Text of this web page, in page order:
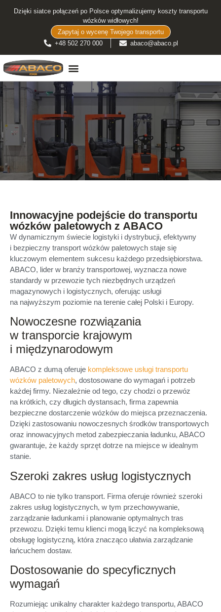
Dzięki siatce połączeń po Polsce optymalizujemy koszty transportu
wózków widłowych!
Zapytaj o wycenę Twojego transportu
+48 502 270 000
abaco@abaco.pl
Innowacyjne podejście do transportu
wózków paletowych z ABACO
W dynamicznym świecie logistyki i dystrybucji, efektywny
i bezpieczny transport wózków paletowych staje się
kluczowym elementem sukcesu każdego przedsiębiorstwa.
ABACO, lider w branży transportowej, wyznacza nowe
standardy w przewozie tych niezbędnych urządzeń
magazynowych i logistycznych, oferując usługi
na najwyższym poziomie na terenie całej Polski i Europy.
Nowoczesne rozwiązania
w transporcie krajowym
i międzynarodowym
ABACO z dumą oferuje kompleksowe usługi transportu
wózków paletowych, dostosowane do wymagań i potrzeb
każdej firmy. Niezależnie od tego, czy chodzi o przewóz
na krótkich, czy długich dystansach, firma zapewnia
bezpieczne dostarczenie wózków do miejsca przeznaczenia.
Dzięki zastosowaniu nowoczesnych środków transportowych
oraz innowacyjnych metod zabezpieczania ładunku, ABACO
gwarantuje, że każdy sprzęt dotrze na miejsce w idealnym
stanie.
Szeroki zakres usług logistycznych
ABACO to nie tylko transport. Firma oferuje również szeroki
zakres usług logistycznych, w tym przechowywanie,
zarządzanie ładunkami i planowanie optymalnych tras
przewozu. Dzięki temu klienci mogą liczyć na kompleksową
obsługę logistyczną, która znacząco ułatwia zarządzanie
łańcuchem dostaw.
Dostosowanie do specyficznych
wymagań
Rozumiejąc unikalny charakter każdego transportu, ABACO